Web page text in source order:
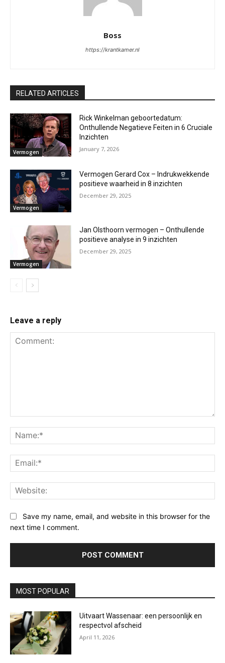
Boss
https://krantkamer.nl
RELATED ARTICLES
Vermogen
Rick Winkelman geboortedatum:
Onthullende Negatieve Feiten in 6 Cruciale
Inzichten
January 7, 2026
Vermogen
Vermogen Gerard Cox – Indrukwekkende
positieve waarheid in 8 inzichten
December 29, 2025
Vermogen
Jan Olsthoorn vermogen – Onthullende
positieve analyse in 9 inzichten
December 29, 2025
Leave a reply
Save my name, email, and website in this browser for the
next time I comment.
MOST POPULAR
Uitvaart Wassenaar: een persoonlijk en
respectvol afscheid
April 11, 2026